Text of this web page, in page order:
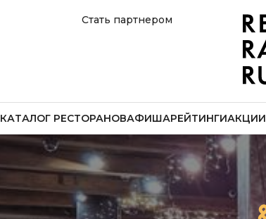
Стать партнером
КАТАЛОГ РЕСТОРАНОВАФИШАРЕЙТИНГИАКЦИИ